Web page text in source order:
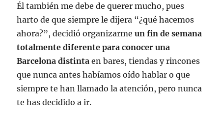
Él también me debe de querer mucho, pues
harto de que siempre le dijera “¿qué hacemos
ahora?”, decidió organizarmeun fin de semana
totalmente diferente para conocer una
Barcelona distinta en bares, tiendas y rincones
que nunca antes habíamos oído hablar o que
siempre te han llamado la atención, pero nunca
te has decidido a ir.